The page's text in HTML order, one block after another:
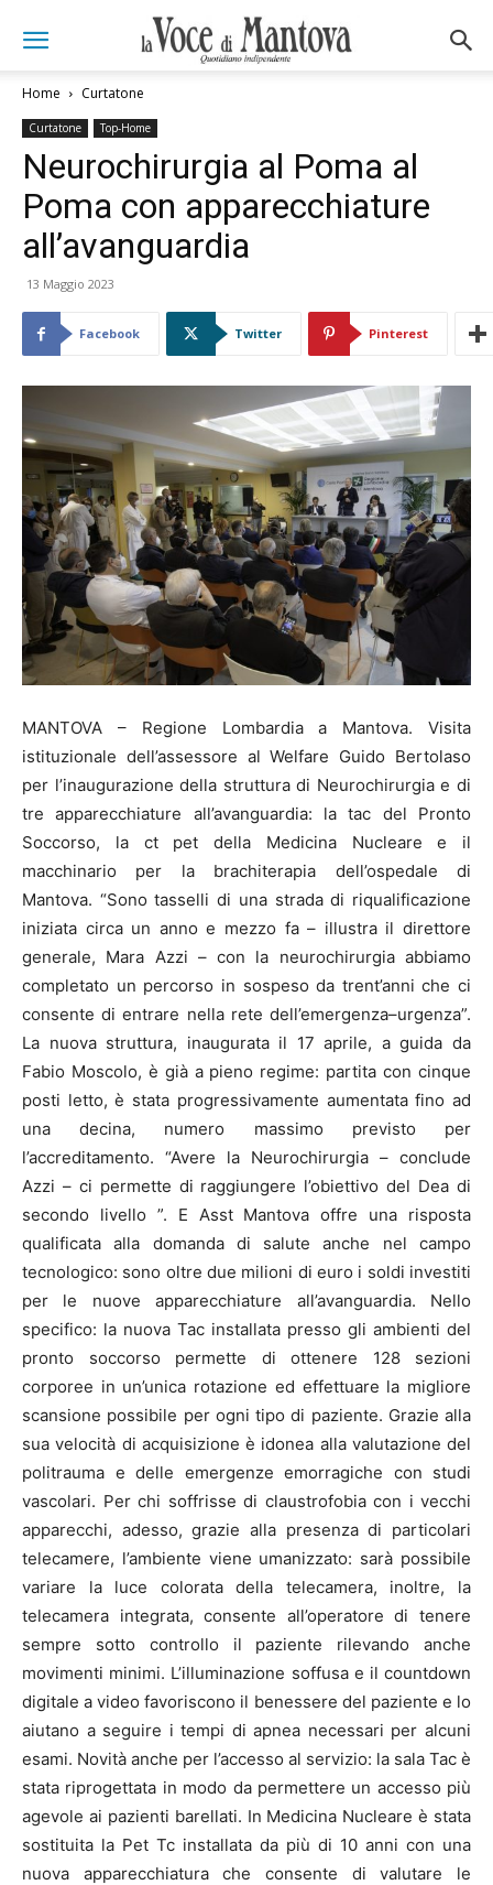
Home Curtatone
Curtatone Top-Home
Neurochirurgia al Poma al
Poma con apparecchiature
all’avanguardia
13 Maggio 2023
Facebook Twitter Pinterest
MANTOVA – Regione Lombardia a Mantova. Visita
istituzionale dell’assessore al Welfare Guido Bertolaso
per l’inaugurazione della struttura di Neurochirurgia e di
tre apparecchiature all’avanguardia: la tac del Pronto
Soccorso, la ct pet della Medicina Nucleare e il
macchinario per la brachiterapia dell’ospedale di
Mantova. “Sono tasselli di una strada di riqualificazione
iniziata circa un anno e mezzo fa – illustra il direttore
generale, Mara Azzi – con la neurochirurgia abbiamo
completato un percorso in sospeso da trent’anni che ci
consente di entrare nella rete dell’emergenza–urgenza”.
La nuova struttura, inaugurata il 17 aprile, a guida da
Fabio Moscolo, è già a pieno regime: partita con cinque
posti letto, è stata progressivamente aumentata fino ad
una decina, numero massimo previsto per
l’accreditamento. “Avere la Neurochirurgia – conclude
Azzi – ci permette di raggiungere l’obiettivo del Dea di
secondo livello ”. E Asst Mantova offre una risposta
qualificata alla domanda di salute anche nel campo
tecnologico: sono oltre due milioni di euro i soldi investiti
per le nuove apparecchiature all’avanguardia. Nello
specifico: la nuova Tac installata presso gli ambienti del
pronto soccorso permette di ottenere 128 sezioni
corporee in un’unica rotazione ed effettuare la migliore
scansione possibile per ogni tipo di paziente. Grazie alla
sua velocità di acquisizione è idonea alla valutazione del
politrauma e delle emergenze emorragiche con studi
vascolari. Per chi soffrisse di claustrofobia con i vecchi
apparecchi, adesso, grazie alla presenza di particolari
telecamere, l’ambiente viene umanizzato: sarà possibile
variare la luce colorata della telecamera, inoltre, la
telecamera integrata, consente all’operatore di tenere
sempre sotto controllo il paziente rilevando anche
movimenti minimi. L’illuminazione soffusa e il countdown
digitale a video favoriscono il benessere del paziente e lo
aiutano a seguire i tempi di apnea necessari per alcuni
esami. Novità anche per l’accesso al servizio: la sala Tac è
stata riprogettata in modo da permettere un accesso più
agevole ai pazienti barellati. In Medicina Nucleare è stata
sostituita la Pet Tc installata da più di 10 anni con una
nuova apparecchiatura che consente di valutare le